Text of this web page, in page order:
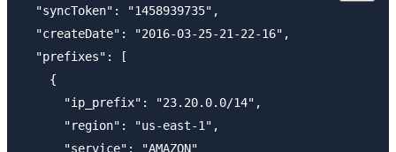
  "syncToken": "1458939735",
  "createDate": "2016-03-25-21-22-16",
  "prefixes": [
    {
      "ip_prefix": "23.20.0.0/14",
      "region": "us-east-1",
      "service": "AMAZON"